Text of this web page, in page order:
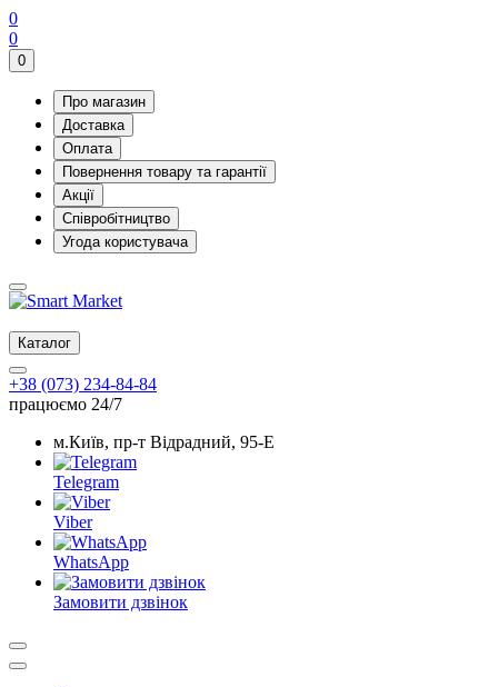
0
0
0
Про магазин
Доставка
Оплата
Повернення товару та гарантії
Акції
Співробітництво
Угода користувача
Каталог
+38 (073) 234-84-84
працюємо 24/7
м.Київ, пр-т Відрадний, 95-Е
Telegram
Viber
WhatsApp
Замовити дзвінок